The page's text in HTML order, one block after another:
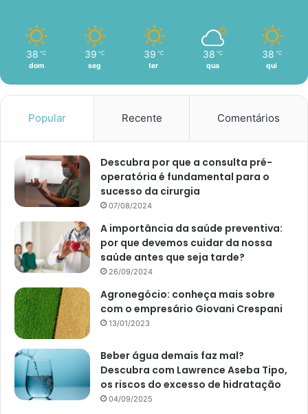
38 ℃
dom
39 ℃
seg
39 ℃
ter
38 ℃
qua
38 ℃
qui
Popular Recente Comentários
Descubra por que a consulta pré-
operatória é fundamental para o
sucesso da cirurgia
07/08/2024
A importância da saúde preventiva:
por que devemos cuidar da nossa
saúde antes que seja tarde?
26/09/2024
Agronegócio: conheça mais sobre
com o empresário Giovani Crespani
13/01/2023
Beber água demais faz mal?
Descubra com Lawrence Aseba Tipo,
os riscos do excesso de hidratação
04/09/2025